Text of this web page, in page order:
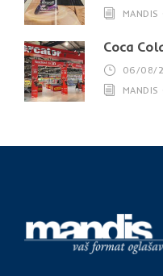
MANDIS
Coca
06/08/
MANDIS